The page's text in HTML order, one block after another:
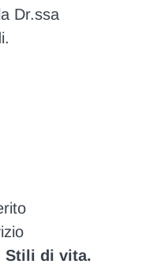
Dr.ssa
Stili di vita.